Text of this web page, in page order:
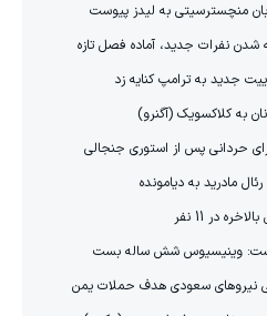
منچسترسیتی به لیدز پیوست
شدن نفرات جدید، آماده فصل تازه
جدید به ترامپ کنایه زد
به کلاکسویک (آگنرو)
حردانی پس از استوری جنجالی
مادرید به دیامونده
در 11 نفر
وینیسیوس شش ساله بست
نیروهای سعودی هدف حملات یمن